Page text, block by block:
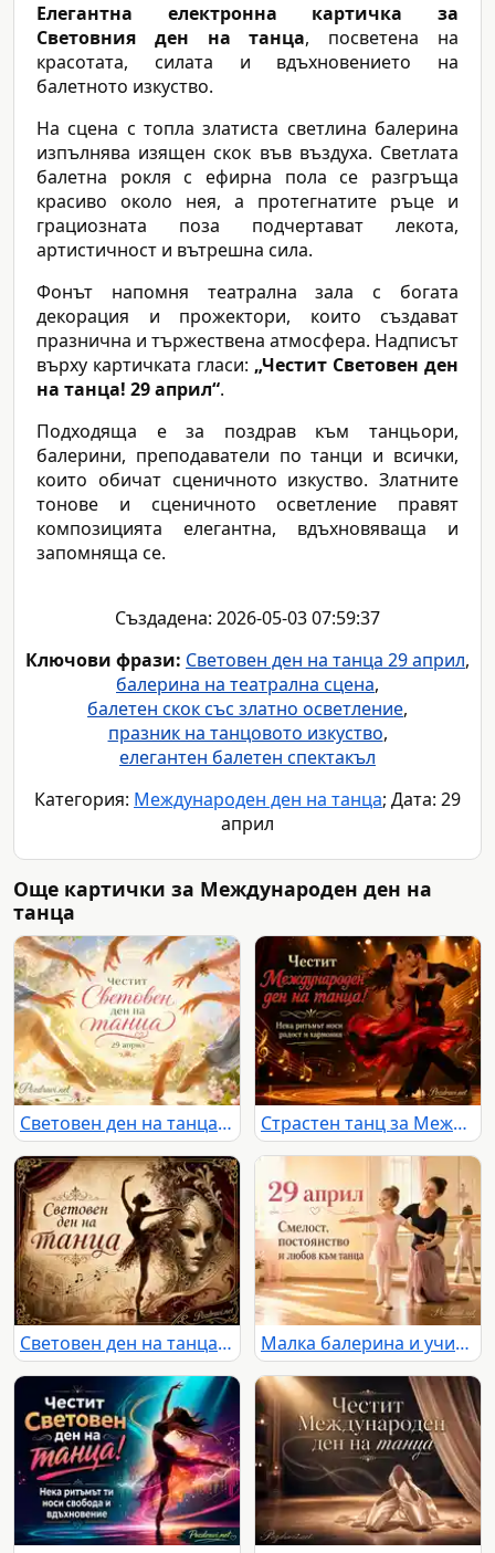
Елегантна електронна картичка за
Световния ден на танца, посветена на
красотата, силата и вдъхновението на
балетното изкуство.
На сцена с топла златиста светлина балерина
изпълнява изящен скок във въздуха. Светлата
балетна рокля с ефирна пола се разгръща
красиво около нея, а протегнатите ръце и
грациозната поза подчертават лекота,
артистичност и вътрешна сила.
Фонът напомня театрална зала с богата
декорация и прожектори, които създават
празнична и тържествена атмосфера. Надписът
върху картичката гласи: „Честит Световен ден
на танца! 29 април“.
Подходяща е за поздрав към танцьори,
балерини, преподаватели по танци и всички,
които обичат сценичното изкуство. Златните
тонове и сценичното осветление правят
композицията елегантна, вдъхновяваща и
запомняща се.
Създадена: 2026-05-03 07:59:37
Ключови фрази: Световен ден на танца 29 април,
балерина на театрална сцена,
балетен скок със златно осветление,
празник на танцовото изкуство,
елегантен балетен спектакъл
Категория: Международен ден на танца; Дата: 29
април
Още картички за Международен ден на
танца
Световен ден на танца с балерини, цветя и сияен празничен надпис Страстен танц за Международния ден на танца със златна сцена и празничен надпис
Световен ден на танца с балерина, театрална маска и музикални ноти Малка балерина и учителка в слънчева зала за 29 април, ден на танца